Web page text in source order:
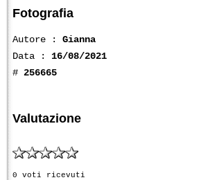
Fotografia
Autore : Gianna
Data : 16/08/2021
# 256665
Valutazione
0 voti ricevuti